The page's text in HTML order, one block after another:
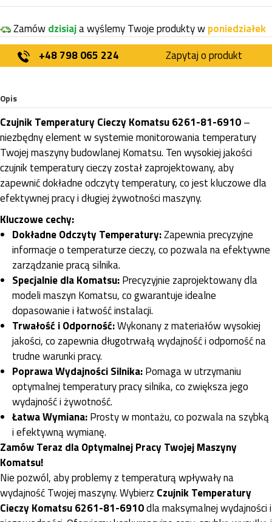
Zamówdzisiaja wyślemy Twoje produkty wponiedziałek
+48 798 065 224
Zapytaj o produkt
Opis
Czujnik Temperatury Cieczy Komatsu 6261-81-6910–
niezbędny element w systemie monitorowania temperatury
Twojej maszyny budowlanej Komatsu. Ten wysokiej jakości
czujnik temperatury cieczy został zaprojektowany, aby
zapewnić dokładne odczyty temperatury, co jest kluczowe dla
efektywnej pracy i długiej żywotności maszyny.
Kluczowe cechy:
Dokładne Odczyty Temperatury:Zapewnia precyzyjne
informacje o temperaturze cieczy, co pozwala na efektywne
zarządzanie pracą silnika.
Specjalnie dla Komatsu:Precyzyjnie zaprojektowany dla
modeli maszyn Komatsu, co gwarantuje idealne
dopasowanie i łatwość instalacji.
Trwałość i Odporność:Wykonany z materiałów wysokiej
jakości, co zapewnia długotrwałą wydajność i odporność na
trudne warunki pracy.
Poprawa Wydajności Silnika:Pomaga w utrzymaniu
optymalnej temperatury pracy silnika, co zwiększa jego
wydajność i żywotność.
Łatwa Wymiana:Prosty w montażu, co pozwala na szybką
i efektywną wymianę.
Zamów Teraz dla Optymalnej Pracy Twojej Maszyny
Komatsu!
Nie pozwól, aby problemy z temperaturą wpływały na
wydajność Twojej maszyny. Wybierz Czujnik Temperatury
Cieczy Komatsu 6261-81-6910dla maksymalnej wydajności i